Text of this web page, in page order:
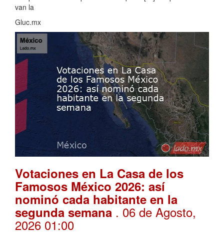
van la
Gluc.mx
Votaciones en La Casa de los
Famosos México 2026: así
nominó cada habitante en la
segunda semana . 06 de Agosto,
2026 01:00